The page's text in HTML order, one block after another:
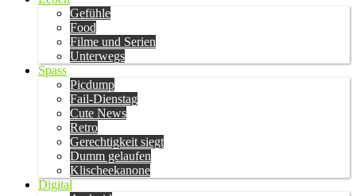
Gefühle
Food
Filme und Serien
Unterwegs
Spass
Picdump
Fail-Dienstag
Cute News
Retro
Gerechtigkeit siegt
Dumm gelaufen
Klischeekanone
Digital